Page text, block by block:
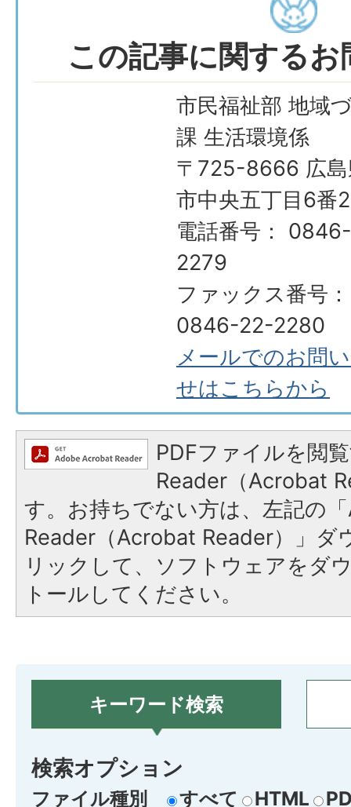
この記事に関する
市民福祉部 地域
課 生活環境係
〒725-8666 広島
市中央五丁目6番
電話番号：
2279
ファックス番号：
0846-22-2280
メールでのお問
せはこちらから
PDFファイルを閲
Reader（Acrobat
す。お持ちでない方は、左記の
Reader（Acrobat Reader）」ダ
リックして、ソフトウェアをダ
トールしてください。
キーワード検索
検索オプション
ファイル種別 すべて HTML